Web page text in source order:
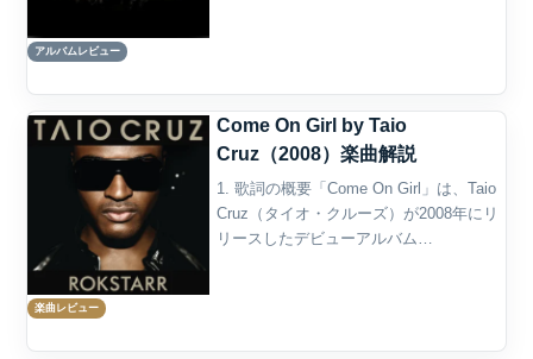
アルバムレビュー
楽曲レビュー
Come On Girl by Taio
Cruz（2008）楽曲解説
1. 歌詞の概要「Come On Girl」は、Taio
Cruz（タイオ・クルーズ）が2008年にリ
リースしたデビューアルバム